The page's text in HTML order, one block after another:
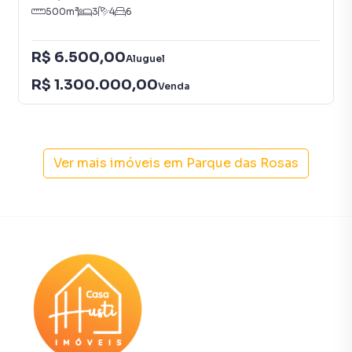
✔ Ótima oportunidade de compra em Cotia
✨ Uma casa completa para quem procura espaço,
conforto e segurança em um condomínio residencial
tranquilo, pronta para receber sua família.
I, em Cotia/SP!
contato com nossa equipe pelo telefone (11) 97493-7030.
A Casa Husti Imóveis tem mais opções de apartamentos,
casas residenciais e comerciais, sobrados, terrenos, lojas
e barracões para venda ou locação, além de
500m² 3 4 6
R$ 6.500,00Aluguel
R$ 1.300.000,00Venda
Ver mais imóveis em Parque das Rosas